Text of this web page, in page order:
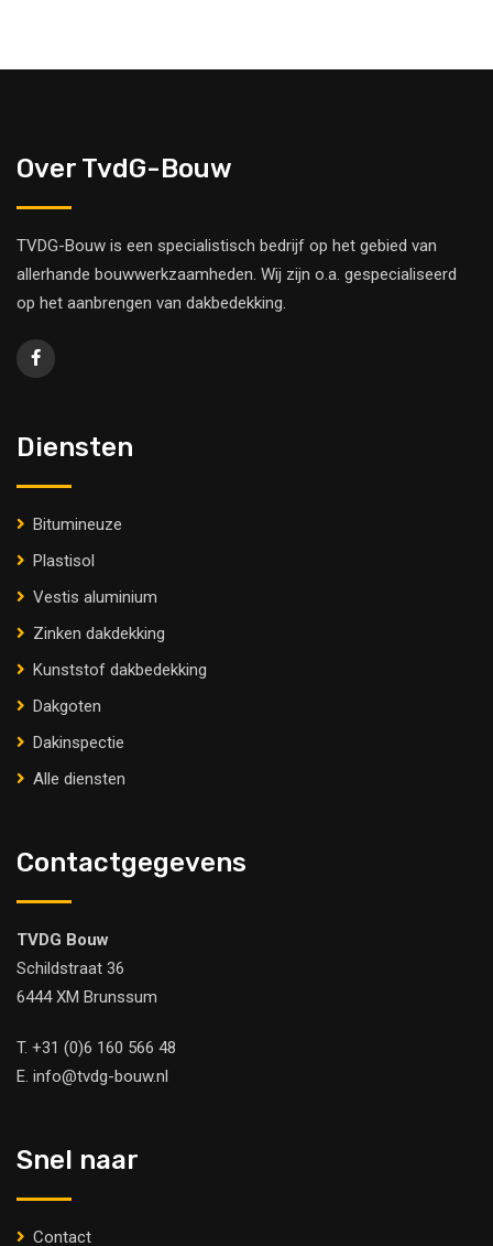
Over TvdG-Bouw
TVDG-Bouw is een specialistisch bedrijf op het gebied van
allerhande bouwwerkzaamheden. Wij zijn o.a. gespecialiseerd
op het aanbrengen van dakbedekking.
Diensten
Bitumineuze
Plastisol
Vestis aluminium
Zinken dakdekking
Kunststof dakbedekking
Dakgoten
Dakinspectie
Alle diensten
Contactgegevens
TVDG Bouw
Schildstraat 36
6444 XM Brunssum
T. +31 (0)6 160 566 48
E. info@tvdg-bouw.nl
Snel naar
Contact